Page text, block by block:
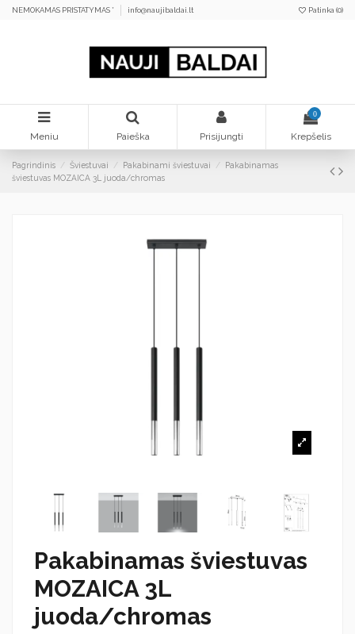
NEMOKAMAS PRISTATYMAS * info@naujibaldai.lt Patinka (0)
Meniu Paieška Prisijungti
0
Krepšelis
Pagrindinis Šviestuvai Pakabinami šviestuvai
Pakabinamas
šviestuvas MOZAICA 3L juoda/chromas
Pakabinamas šviestuvas
MOZAICA 3L
juoda/chromas